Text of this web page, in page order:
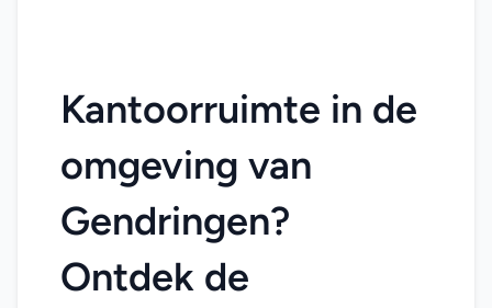
Kantoorruimte in de
omgeving van
Gendringen?
Ontdek de